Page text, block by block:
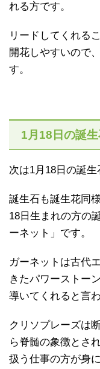
れる方です。
リードしてくれる
開花しやすいので
す。
1月18日の誕
次は1月18日の誕生
誕生石も誕生花同
18日生まれの方の
ーネット」です。
ガーネットは古代
きたパワーストー
導いてくれると言
クリソプレーズは
ら脊髄の象徴とさ
扱う仕事の方が身